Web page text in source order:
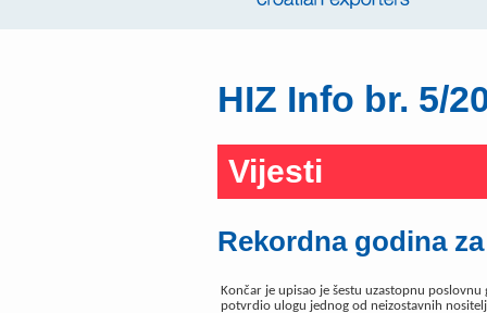
HIZ Info br. 5/
Vijesti
Rekordna godina
Končar je upisao je šestu uzastopnu
potvrdio ulogu jednog od neizostavnih